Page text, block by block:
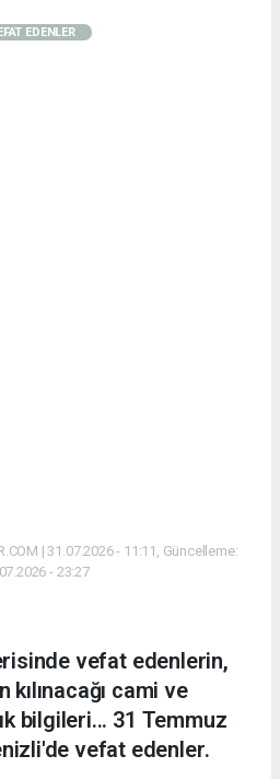
EDENLER
| 31.07.2026 - 11:11, Güncelleme:
- 23:27
vefat edenlerin,
kılınacağı cami ve
bilgileri... 31 Temmuz
vefat edenler.